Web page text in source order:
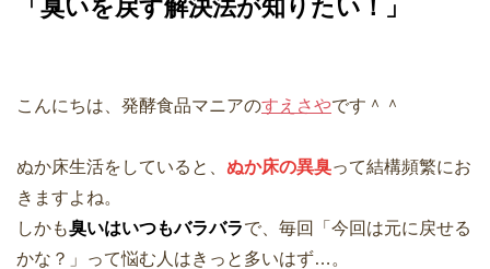
「臭いを戻す解決法が知りたい！」
こんにちは、発酵食品マニアのすえさやです＾＾
ぬか床生活をしていると、 ぬか床の異臭って結構頻繁にお
きますよね。
しかも臭いはいつもバラバラで、毎回「今回は元に戻せる
かな？」って悩む人はきっと多いはず…。